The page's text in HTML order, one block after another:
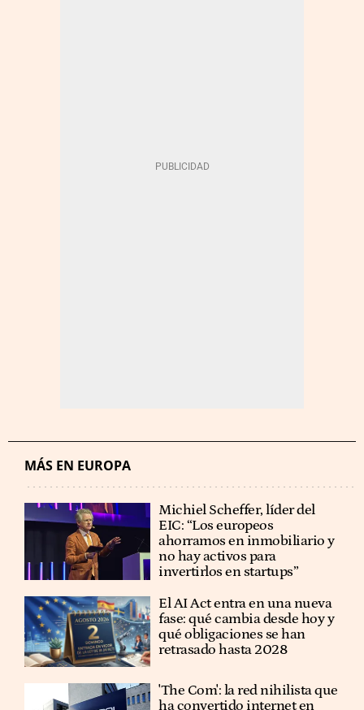
MÁS EN EUROPA
Michiel Scheffer, líder del
EIC: “Los europeos
ahorramos en inmobiliario y
no hay activos para
invertirlos en startups”
El AI Act entra en una nueva
fase: qué cambia desde hoy y
qué obligaciones se han
retrasado hasta 2028
'The Com': la red nihilista que
ha convertido internet en